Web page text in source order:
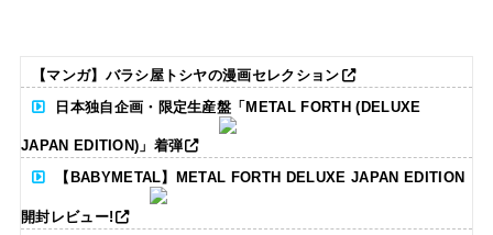
【マンガ】バラシ屋トシヤの漫画セレクション
日本独自企画・限定生産盤「METAL FORTH (DELUXE
JAPAN EDITION)」着弾
【BABYMETAL】METAL FORTH DELUXE JAPAN EDITION
開封レビュー!